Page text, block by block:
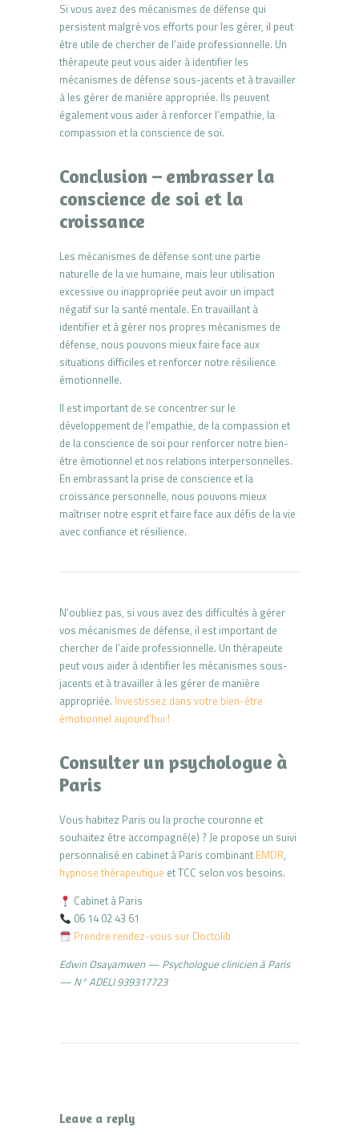
Si vous avez des mécanismes de défense qui
persistent malgré vos efforts pour les gérer, il peut
être utile de chercher de l’aide professionnelle. Un
thérapeute peut vous aider à identifier les
mécanismes de défense sous-jacents et à travailler
à les gérer de manière appropriée. Ils peuvent
également vous aider à renforcer l’empathie, la
compassion et la conscience de soi.
Conclusion – embrasser la
conscience de soi et la
croissance
Les mécanismes de défense sont une partie
naturelle de la vie humaine, mais leur utilisation
excessive ou inappropriée peut avoir un impact
négatif sur la santé mentale. En travaillant à
identifier et à gérer nos propres mécanismes de
défense, nous pouvons mieux faire face aux
situations difficiles et renforcer notre résilience
émotionnelle.
Il est important de se concentrer sur le
développement de l’empathie, de la compassion et
de la conscience de soi pour renforcer notre bien-
être émotionnel et nos relations interpersonnelles.
En embrassant la prise de conscience et la
croissance personnelle, nous pouvons mieux
maîtriser notre esprit et faire face aux défis de la vie
avec confiance et résilience.
N’oubliez pas, si vous avez des difficultés à gérer
vos mécanismes de défense, il est important de
chercher de l’aide professionnelle. Un thérapeute
peut vous aider à identifier les mécanismes sous-
jacents et à travailler à les gérer de manière
appropriée. Investissez dans votre bien-être
émotionnel aujourd’hui !
Consulter un psychologue à
Paris
Vous habitez Paris ou la proche couronne et
souhaitez être accompagné(e) ? Je propose un suivi
personnalisé en cabinet à Paris combinant EMDR,
hypnose thérapeutique et TCC selon vos besoins.
Cabinet à Paris
06 14 02 43 61
Prendre rendez-vous sur Doctolib
Edwin Osayamwen — Psychologue clinicien à Paris
— N° ADELI 939317723
Leave a reply